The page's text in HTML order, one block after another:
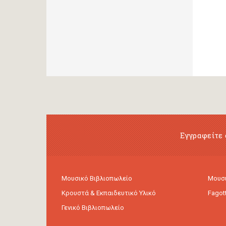
Μουσικό Βιβλιοπωλείο
Κρουστά & Εκπαιδευτικό Υλικό
Γενικό Βιβλιοπωλείο